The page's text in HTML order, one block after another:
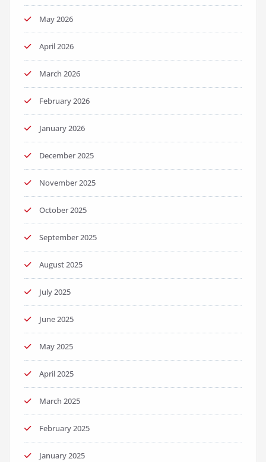
May 2026
April 2026
March 2026
February 2026
January 2026
December 2025
November 2025
October 2025
September 2025
August 2025
July 2025
June 2025
May 2025
April 2025
March 2025
February 2025
January 2025